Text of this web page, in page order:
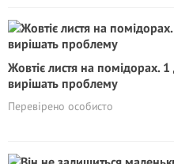
Жовтіє листя на помідорах.
вирішать проблему
Перевірено особисто